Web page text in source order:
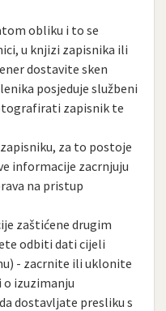
obliku i to se
u knjizi zapisnika ili
dostavite sken
posjeduje službeni
zapisnik te
za to postoje
informacije zacrnjuju
na pristup
zaštićene drugim
odbiti dati cijeli
- zacrnite ili uklonite
izuzimanju
dostavljate presliku s